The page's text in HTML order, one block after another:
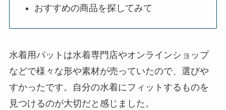
おすすめの商品を探してみて
水着用パットは水着専門店やオンラインショップ
などで様々な形や素材が売っていたので、選びや
すかったです。自分の水着にフィットするものを
見つけるのが大切だと感じました。